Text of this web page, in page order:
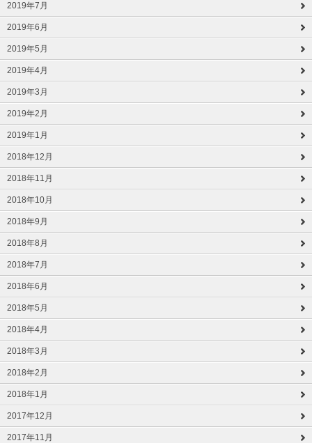
2019年7月
2019年6月
2019年5月
2019年4月
2019年3月
2019年2月
2019年1月
2018年12月
2018年11月
2018年10月
2018年9月
2018年8月
2018年7月
2018年6月
2018年5月
2018年4月
2018年3月
2018年2月
2018年1月
2017年12月
2017年11月